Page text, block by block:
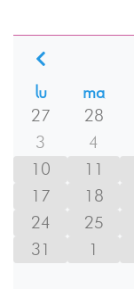
lu
ma
27
28
3
4
10
11
17
18
24
25
31
1